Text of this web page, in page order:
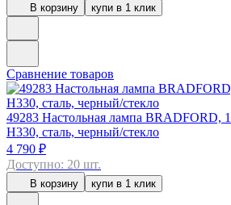
В корзину купи в 1 клик
Сравнение товаров
49283 Настольная лампа BRADFORD,
H330, сталь, черный/стекло
4 790 ₽
Доступно: 20 шт.
В корзину купи в 1 клик